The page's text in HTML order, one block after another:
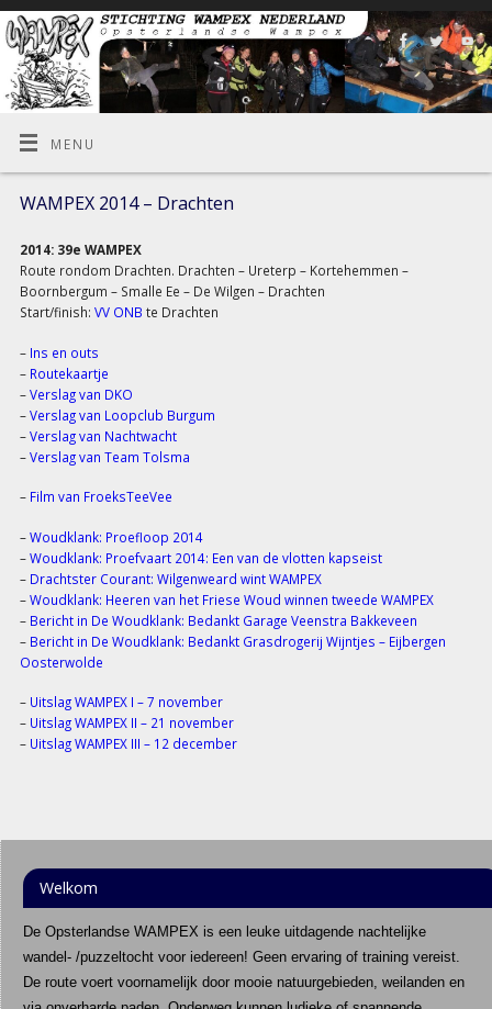
MENU
WAMPEX 2014 – Drachten
2014: 39e WAMPEX
Route rondom Drachten. Drachten – Ureterp – Kortehemmen –
Boornbergum – Smalle Ee – De Wilgen – Drachten
Start/finish: VV ONB te Drachten
– Ins en outs
– Routekaartje
–Verslag van DKO
–Verslag van Loopclub Burgum
–Verslag van Nachtwacht
–Verslag van Team Tolsma
– Film van FroeksTeeVee
–Woudklank: Proefloop 2014
–Woudklank: Proefvaart 2014: Een van de vlotten kapseist
– Drachtster Courant: Wilgenweard wint WAMPEX
–Woudklank: Heeren van het Friese Woud winnen tweede WAMPEX
– Bericht in De Woudklank: Bedankt Garage Veenstra Bakkeveen
– Bericht in De Woudklank: Bedankt Grasdrogerij Wijntjes – Eijbergen
Oosterwolde
– Uitslag WAMPEX I – 7 november
– Uitslag WAMPEX II – 21 november
– Uitslag WAMPEX III – 12 december
Welkom
De Opsterlandse WAMPEX is een leuke uitdagende nachtelijke
wandel- /puzzeltocht voor iedereen! Geen ervaring of training vereist.
De route voert voornamelijk door mooie natuurgebieden, weilanden en